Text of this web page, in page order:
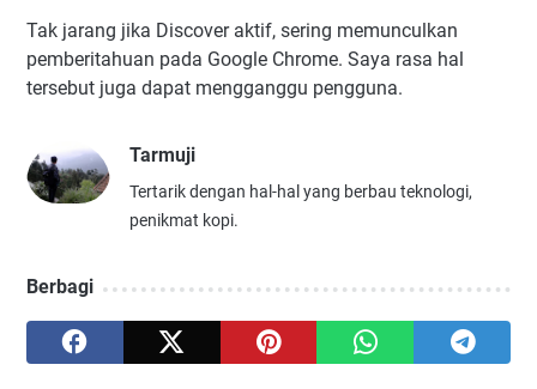
Tak jarang jika Discover aktif, sering memunculkan
pemberitahuan pada Google Chrome. Saya rasa hal
tersebut juga dapat mengganggu pengguna.
Tarmuji
Tertarik dengan hal-hal yang berbau teknologi,
penikmat kopi.
Berbagi